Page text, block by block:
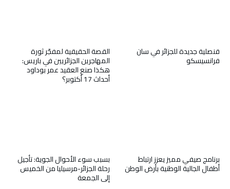
القصة الحقيقية لمفجّر ثورة
المهاجرين الجزائريين في باريس:
هكذا صنع العقيد عمر بوداود
أحداث 17 أكتوبر؟
قنصلية جديدة للجزائر في سان
فرانسيسكو
بسبب سوء الأحوال الجوية: تأجيل
رحلة الجزائر-مرسيليا من الخميس
إلى الجمعة
برنامج صيفي مميز يعزز ارتباط
أطفال الجالية الوطنية بأرض الوطن